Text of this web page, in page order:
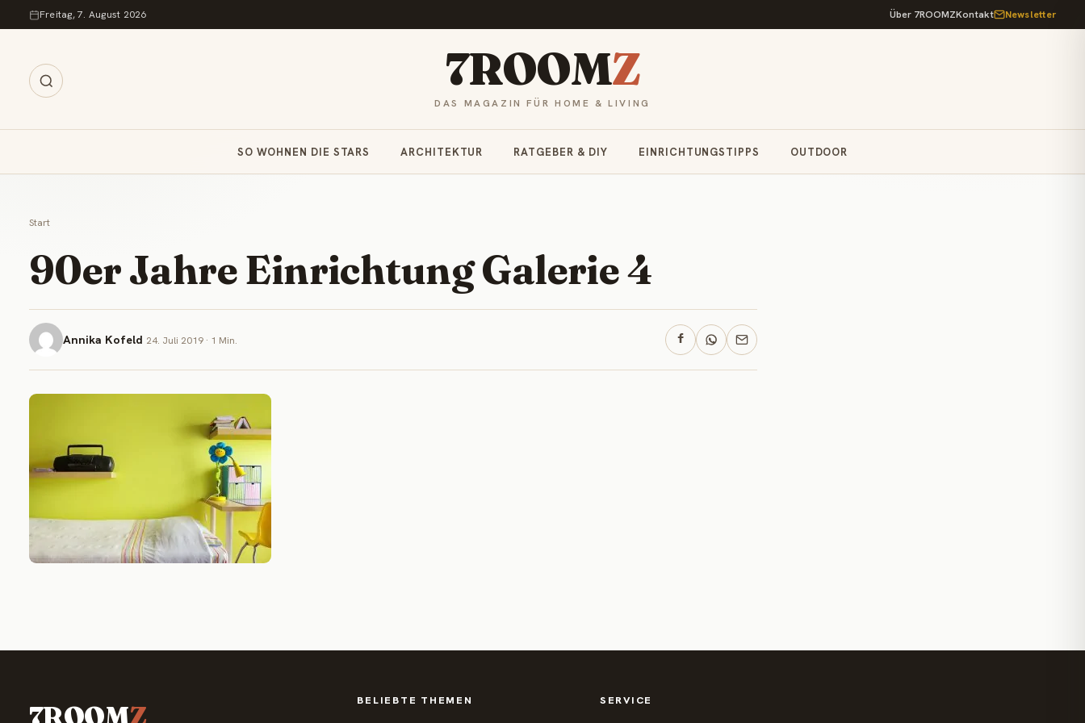
Zum Inhalt springen
Freitag, 7. August 2026 Über 7ROOMZKontakt Newsletter
7ROOMZ
DAS MAGAZIN FÜR HOME & LIVING
SO WOHNEN DIE STARS ARCHITEKTUR RATGEBER & DIY EINRICHTUNGSTIPPS OUTDOOR
Start
90er Jahre Einrichtung Galerie 4
Annika Kofeld 24. Juli 2019 · 1 Min.
7ROOMZ BELIEBTE THEMEN SERVICE